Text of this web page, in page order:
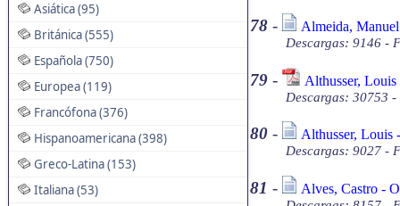
Asiática (95)
Británica (555)
Española (750)
Europea (119)
Francófona (376)
Hispanoamericana (398)
Greco-Latina (153)
Italiana (53)
78 - Almeida,
Descargas: 9146 -
79 - Althusser,
Descargas: 30753
80 - Althusser, Louis
Descargas: 9027 -
81 - Alves, Castro -